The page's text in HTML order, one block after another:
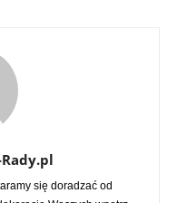
się doradzać od